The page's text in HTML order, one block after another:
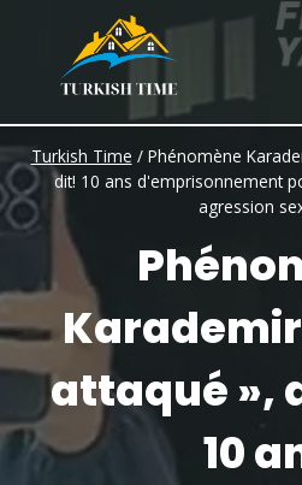
content
Turkish Time / Phénomène
dit! 10 ans d'emprisonnement
agression
attaqué »,
10